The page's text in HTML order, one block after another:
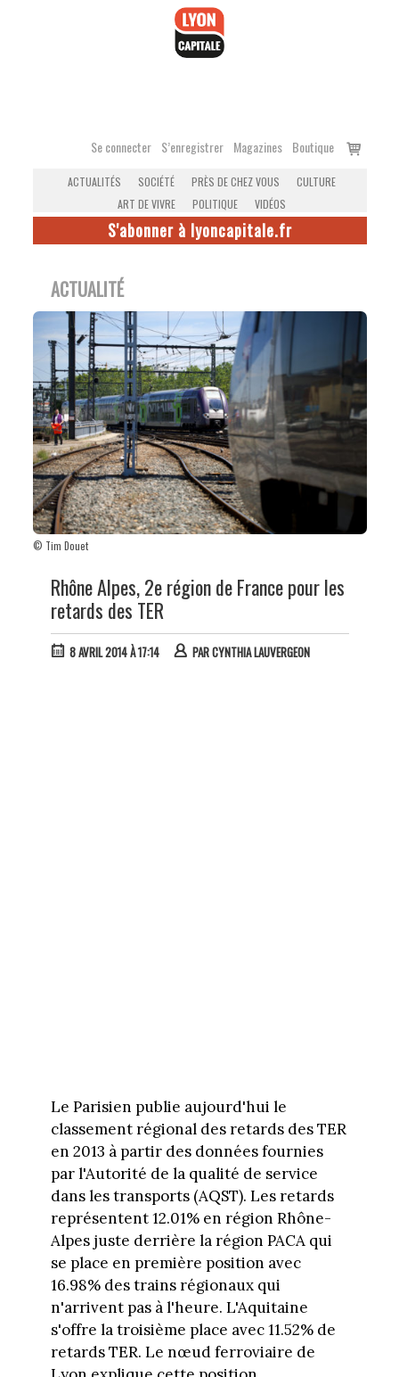
Se connecter S’enregistrer Magazines Boutique
Voir
ACTUALITÉS SOCIÉTÉ PRÈS DE CHEZ VOUS
CULTURE
ART DE VIVRE
POLITIQUE VIDÉOS
S'abonner à lyoncapitale.fr
ACTUALITÉ
© Tim Douet
Rhône Alpes, 2e région de France pour les
retards des TER
8 AVRIL 2014 À 17:14 PARCYNTHIA LAUVERGEON
Le Parisien publie aujourd'hui le
classement régional des retards des TER
en 2013 à partir des données fournies
par l'Autorité de la qualité de service
dans les transports (AQST). Les retards
représentent 12.01% en région Rhône-
Alpes juste derrière la région PACA qui
se place en première position avec
16.98% des trains régionaux qui
n'arrivent pas à l'heure. L'Aquitaine
s'offre la troisième place avec 11.52% de
retards TER. Le nœud ferroviaire de